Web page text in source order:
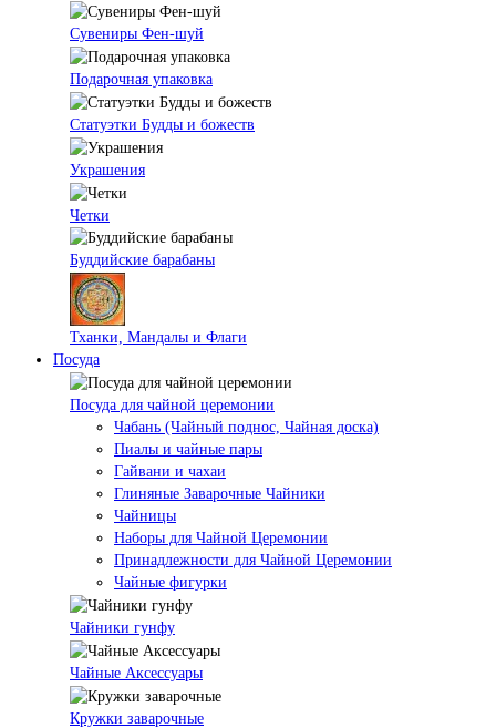
Сувениры Фен-шуй
Подарочная упаковка
Статуэтки Будды и божеств
Украшения
Четки
Буддийские барабаны
Тханки, Мандалы и Флаги
Посуда
Посуда для чайной церемонии
Чабань (Чайный поднос, Чайная доска)
Пиалы и чайные пары
Гайвани и чахаи
Глиняные Заварочные Чайники
Чайницы
Наборы для Чайной Церемонии
Принадлежности для Чайной Церемонии
Чайные фигурки
Чайники гунфу
Чайные Аксессуары
Кружки заварочные